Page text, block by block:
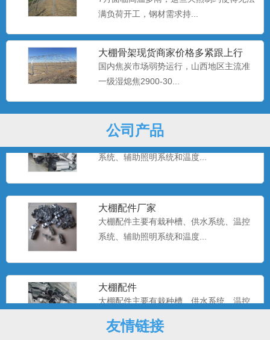
满负荷开工，钢材需求持...
大棚骨架​现货商家价格多紧跟上行
国内焦炭市场弱势运行，山西地区主流准
一级湿熄焦2900-30...
公司产品
大棚配件主要有栽种槽、供水系统、温控
系统、辅助照明系统和温度...
温室大棚配件
大棚配件主要有栽种槽、供水系统、温控
系统、辅助照明系统和温度...
大棚配件厂家
大棚配件主要有栽种槽、供水系统、温控
系统、辅助照明系统和温度...
大棚配件
大棚配件主要有栽种槽、供水系统、温控
系统、辅助照明系统和温度...
友情链接